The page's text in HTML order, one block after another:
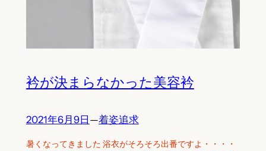
衿が決まらなかった美容衿
2021年6月9日 —着姿追求
暑くなってきました 浴衣がそろそろ出番ですよ・・・・